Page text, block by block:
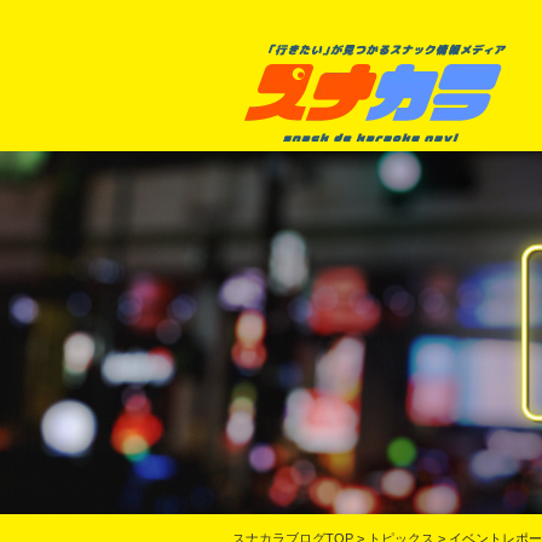
スナカラブログTOP > トピックス > イベントレポ